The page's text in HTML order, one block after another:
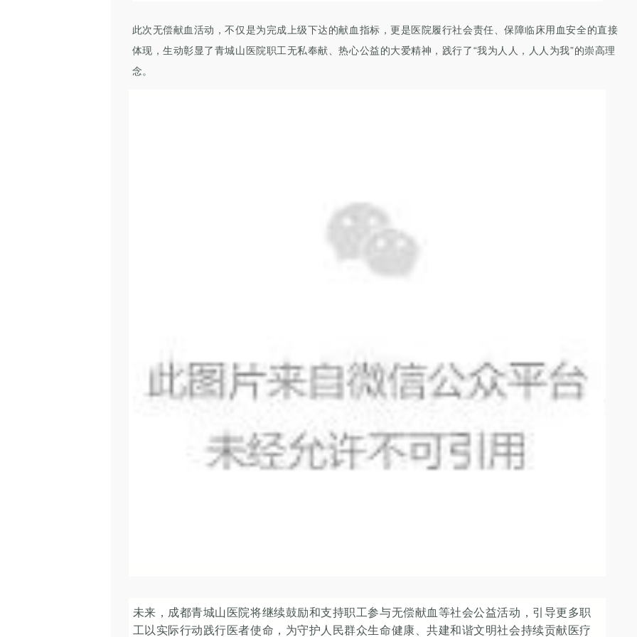
此次无偿献血活动，不仅是为完成上级下达的献血指标，更是医院履行社会责任、保障临床用血安全的直接
体现，生动彰显了青城山医院职工无私奉献、热心公益的大爱精神，践行了“我为人人，人人为我”的崇高理
念。
未来，成都青城山医院将继续鼓励和支持职工参与无偿献血等社会公益活动，引导更多职
工以实际行动践行医者使命，为守护人民群众生命健康、共建和谐文明社会持续贡献医疗